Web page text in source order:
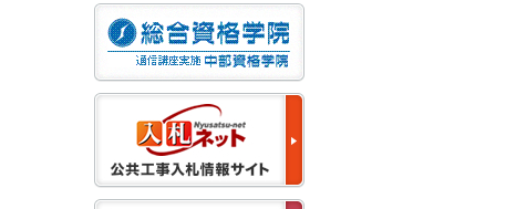
から通常通り運営いたし
ます。
2025/12/22
●年末年始に伴う情報更
新停止のお知らせ●
建設資料館をご利用いた
だき、誠に有難うござい
ます。
下記の期間につきまし